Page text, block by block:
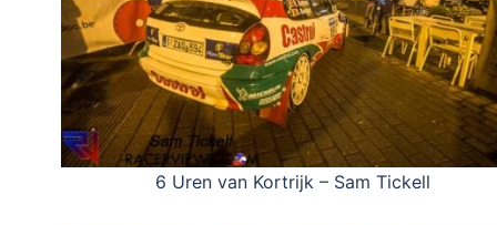
6 Uren van Kortrijk – Sam Tickell